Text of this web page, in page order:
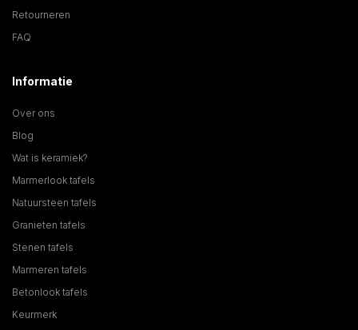
Retourneren
FAQ
Informatie
Over ons
Blog
Wat is keramiek?
Marmerlook tafels
Natuursteen tafels
Granieten tafels
Stenen tafels
Marmeren tafels
Betonlook tafels
Keurmerk